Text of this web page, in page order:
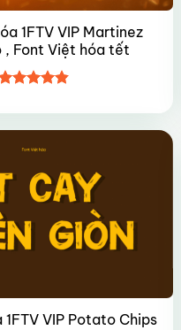
1FTV VIP Martinez
, Font Việt hóa tết
4.85
VIP Potato Chips